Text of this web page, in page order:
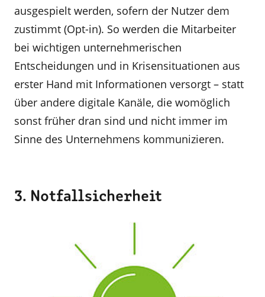
ausgespielt werden, sofern der Nutzer dem
zustimmt (Opt-in). So werden die Mitarbeiter
bei wichtigen unternehmerischen
Entscheidungen und in Krisensituationen aus
erster Hand mit Informationen versorgt – statt
über andere digitale Kanäle, die womöglich
sonst früher dran sind und nicht immer im
Sinne des Unternehmens kommunizieren.
3. Notfallsicherheit